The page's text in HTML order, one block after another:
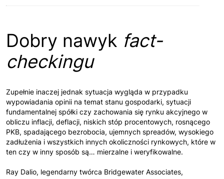
Dobry nawyk fact-
checkingu
Zupełnie inaczej jednak sytuacja wygląda w przypadku
wypowiadania opinii na temat stanu gospodarki, sytuacji
fundamentalnej spółki czy zachowania się rynku akcyjnego w
obliczu inflacji, deflacji, niskich stóp procentowych, rosnącego
PKB, spadającego bezrobocia, ujemnych spreadów, wysokiego
zadłużenia i wszystkich innych okoliczności rynkowych, które w
ten czy w inny sposób są… mierzalne i weryfikowalne.
Ray Dalio, legendarny twórca Bridgewater Associates,